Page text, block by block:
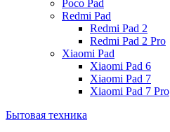
Poco Pad
Redmi Pad
Redmi Pad 2
Redmi Pad 2 Pro
Xiaomi Pad
Xiaomi Pad 6
Xiaomi Pad 7
Xiaomi Pad 7 Pro
Бытовая техника